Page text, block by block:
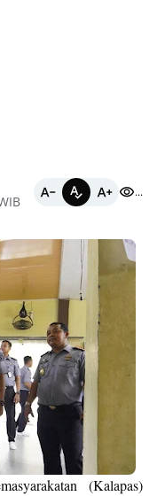
...
(Kalapas)